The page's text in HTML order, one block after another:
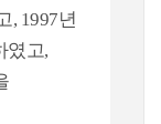
, 1997년
였고,